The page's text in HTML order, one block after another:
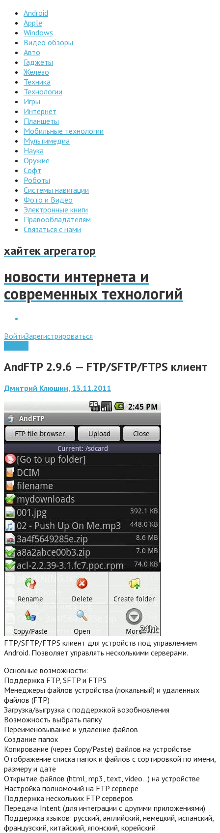
Android
Apple
Windows
Видео обзоры
Авто
Гаджеты
Железо
Техника
Технологии
Игры
Интернет
Планшеты
Мобильные технологии
Мультимедиа
Наука
Оружие
Софт
Роботы
Системы навигации
Фото и Видео
Электронные книги
Правообладателям
Связаться с нами
хайтек агрегатор
новости интернета и
современных технологий
ВойтиЗарегистрироваться
AndFTP 2.9.6 — FTP/SFTP/FTPS клиент
Дмитрий Клюшин, 13.11.2011
FTP/SFTP/FTPS клиент для устройств под управлением
Android. Позволяет управлять несколькими серверами.
Основные возможности:
Поддержка FTP, SFTP и FTPS
Менеджеры файлов устройства (локальный) и удаленных
файлов (FTP)
Загрузка/выгрузка с поддержкой возобновления
Возможность выбрать папку
Переименовывание и удаление файлов
Создание папок
Копирование (через Copy/Paste) файлов на устройстве
Отображение списка папок и файлов с сортировкой по имени,
размеру и дате
Открытие файлов (html, mp3, text, video…) на устройстве
Настройка полномочий на FTP сервере
Поддержка нескольких FTP серверов
Передача Intent (для интеграции с другими приложениями)
Поддержка языков: русский, английский, немецкий, испанский,
французский, китайский, японский, корейский